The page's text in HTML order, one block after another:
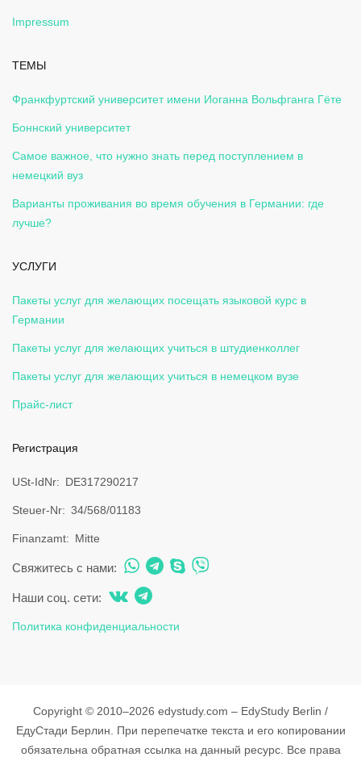
Impressum
ТЕМЫ
Франкфуртский университет имени Иоганна Вольфганга Гёте
Боннский университет
Самое важное, что нужно знать перед поступлением в
немецкий вуз
Варианты проживания во время обучения в Германии: где
лучше?
УСЛУГИ
Пакеты услуг для желающих посещать языковой курс в
Германии
Пакеты услуг для желающих учиться в штудиенколлег
Пакеты услуг для желающих учиться в немецком вузе
Прайс-лист
Регистрация
USt-IdNr DE317290217
Steuer-Nr 34/568/01183
Finanzamt Mitte
Свяжитесь с нами:
Наши соц. сети:
Политика конфиденциальности
Copyright © 2010–2026 edystudy.com – EdyStudy Berlin /
ЕдуСтади Берлин. При перепечатке текста и его копировании
обязательна обратная ссылка на данный ресурс. Все права